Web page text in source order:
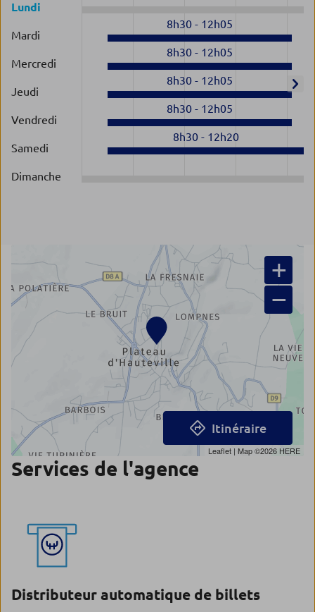
Lundi
Mardi
8h30- 12h05
Mercredi
8h30- 12h05
Jeudi
8h30- 12h05
Vendredi
8h30- 12h05
Samedi
8h30- 12h20
Dimanche
+
−
Leaflet | Map ©2026 HERE
Itinéraire
Services de l'agence
Distributeur automatique de billets